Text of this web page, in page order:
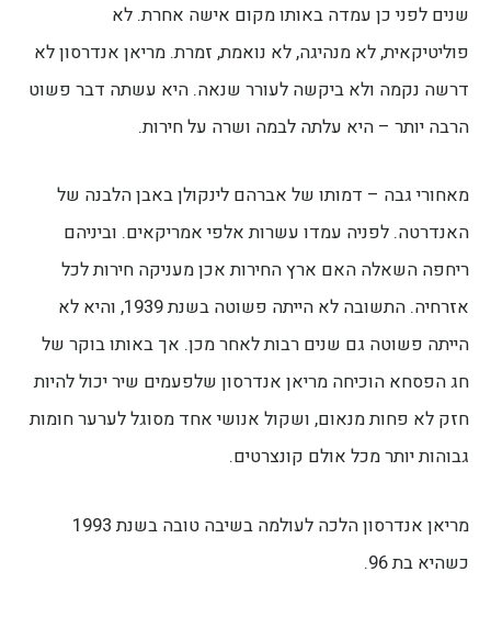
שנים לפני כן עמדה באותו מקום אישה אחרת. לא
פוליטיקאית, לא מנהיגה, לא נואמת, זמרת. מריאן אנדרסון לא
דרשה נקמה ולא ביקשה לעורר שנאה. היא עשתה דבר פשוט
הרבה יותר – היא עלתה לבמה ושרה על חירות.
מאחורי גבה – דמותו של אברהם לינקולן באבן הלבנה של
האנדרטה. לפניה עמדו עשרות אלפי אמריקאים. וביניהם
ריחפה השאלה האם ארץ החירות אכן מעניקה חירות לכל
אזרחיה. התשובה לא הייתה פשוטה בשנת 1939, והיא לא
הייתה פשוטה גם שנים רבות לאחר מכן. אך באותו בוקר של
חג הפסחא הוכיחה מריאן אנדרסון שלפעמים שיר יכול להיות
חזק לא פחות מנאום, ושקול אנושי אחד מסוגל לערער חומות
גבוהות יותר מכל אולם קונצרטים.
מריאן אנדרסון הלכה לעולמה בשיבה טובה בשנת 1993
כשהיא בת 96.